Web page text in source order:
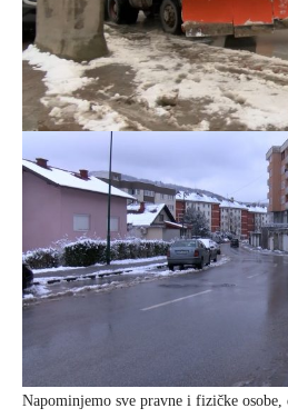
Napominjemo sve pravne i fizičke osobe,